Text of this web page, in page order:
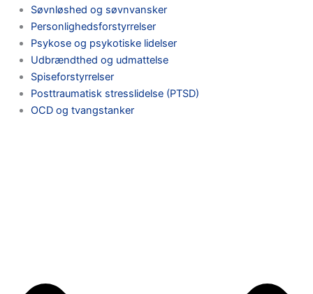
Søvnløshed og søvnvansker
Personlighedsforstyrrelser
Psykose og psykotiske lidelser
Udbrændthed og udmattelse
Spiseforstyrrelser
Posttraumatisk stresslidelse (PTSD)
OCD og tvangstanker